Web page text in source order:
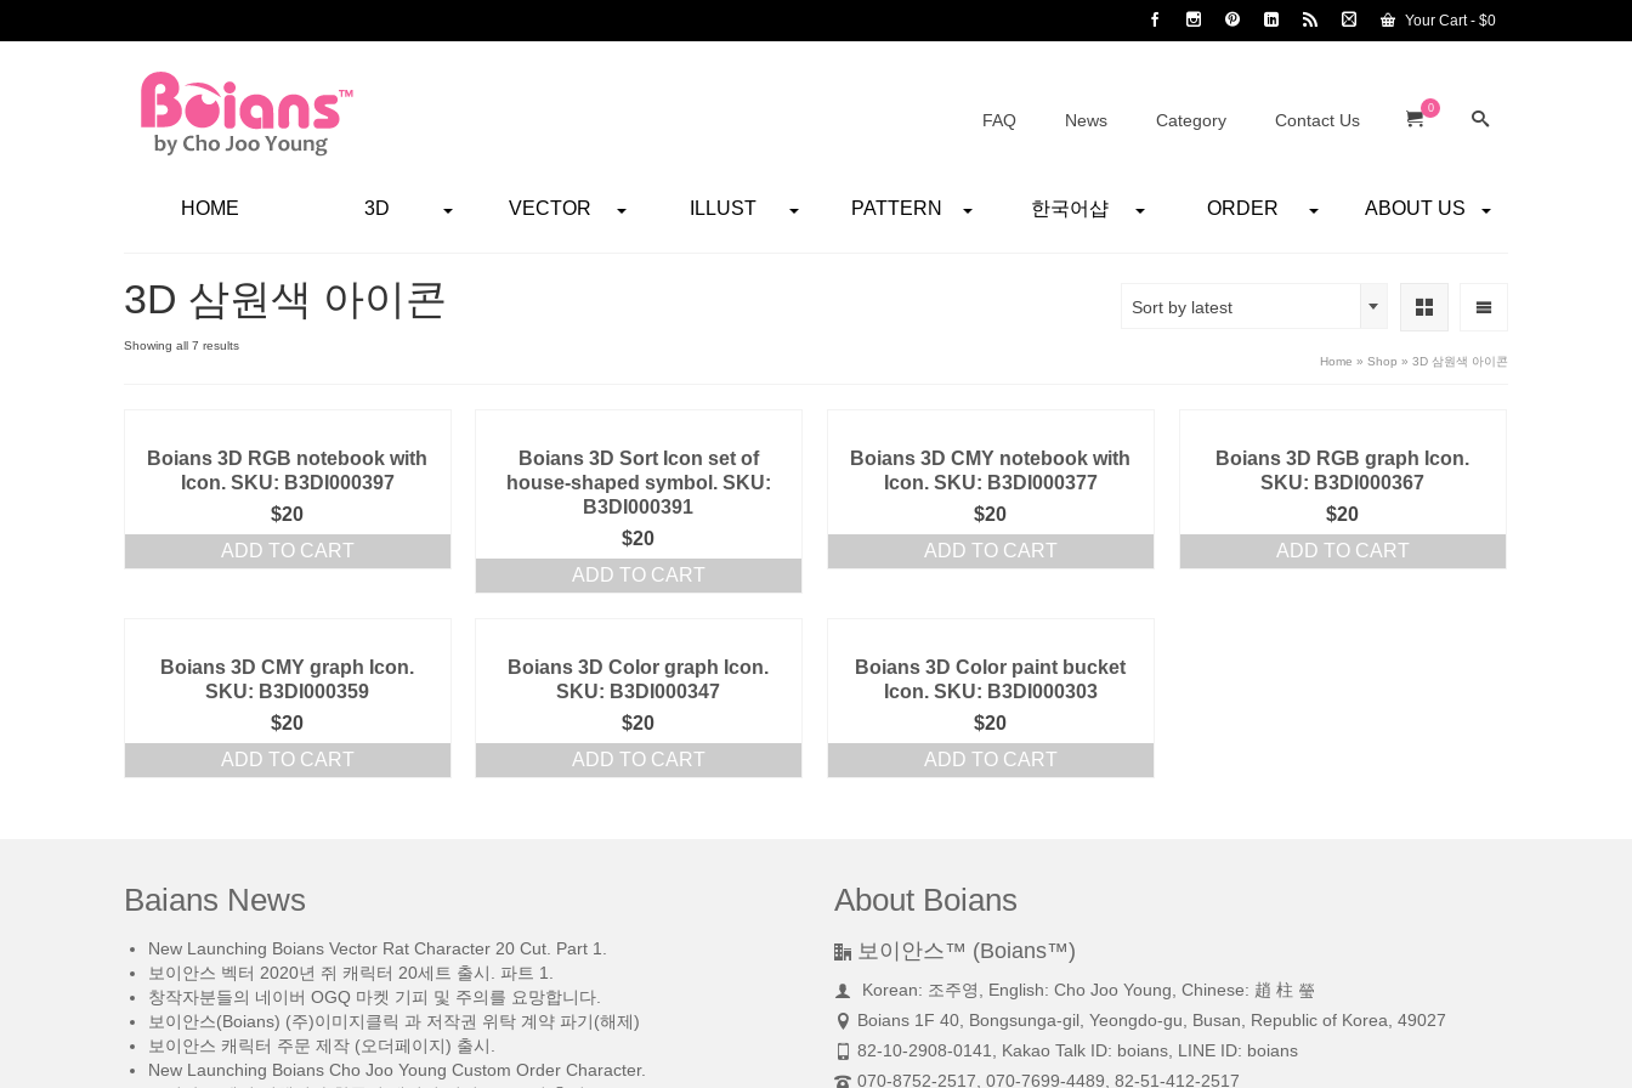
Your Cart- $0
FAQ News Category Contact Us
0
HOME 3D VECTOR ILLUST PATTERN 한국어샵 ORDER ABOUT US
3D 삼원색 아이콘
Showing all 7 results
Sort by latest
Home » Shop » 3D 삼원색 아이콘
Boians 3D RGB notebook with
Icon. SKU: B3DI000397
$20
ADD TO CART
Boians 3D Sort Icon set of
house-shaped symbol. SKU:
B3DI000391
$20
ADD TO CART
Boians 3D CMY notebook with
Icon. SKU: B3DI000377
$20
ADD TO CART
Boians 3D RGB graph Icon.
SKU: B3DI000367
$20
ADD TO CART
Boians 3D CMY graph Icon.
SKU: B3DI000359
$20
ADD TO CART
Boians 3D Color graph Icon.
SKU: B3DI000347
$20
ADD TO CART
Boians 3D Color paint bucket
Icon. SKU: B3DI000303
$20
ADD TO CART
Baians News
New Launching Boians Vector Rat Character 20 Cut. Part 1.
보이안스 벡터 2020년 쥐 캐릭터 20세트 출시. 파트 1.
창작자분들의 네이버 OGQ 마켓 기피 및 주의를 요망합니다.
보이안스(Boians) (주)이미지클릭 과 저작권 위탁 계약 파기(해제)
보이안스 캐릭터 주문 제작 (오더페이지) 출시.
New Launching Boians Cho Joo Young Custom Order Character.
About Boians
보이안스™ (Boians™)
Korean: 조주영, English: Cho Joo Young, Chinese: 趙 柱 瑩
Boians 1F 40, Bongsunga-gil, Yeongdo-gu, Busan, Republic of Korea, 49027
82-10-2908-0141, Kakao Talk ID: boians, LINE ID: boians
070-8752-2517, 070-7699-4489, 82-51-412-2517